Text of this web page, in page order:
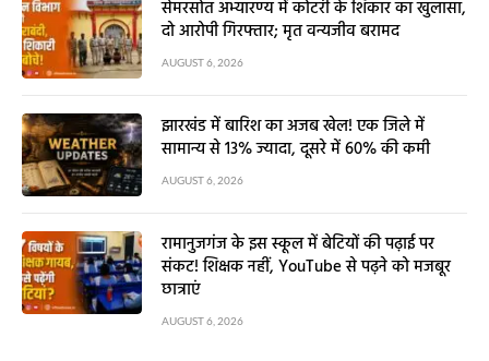
सेमरसोत अभ्यारण्य में कोटरी के शिकार का खुलासा,
दो आरोपी गिरफ्तार; मृत वन्यजीव बरामद
AUGUST 6, 2026
झारखंड में बारिश का अजब खेल! एक जिले में
सामान्य से 13% ज्यादा, दूसरे में 60% की कमी
AUGUST 6, 2026
रामानुजगंज के इस स्कूल में बेटियों की पढ़ाई पर
संकट! शिक्षक नहीं, YouTube से पढ़ने को मजबूर
छात्राएं
AUGUST 6, 2026